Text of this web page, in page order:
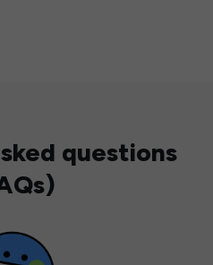
questions